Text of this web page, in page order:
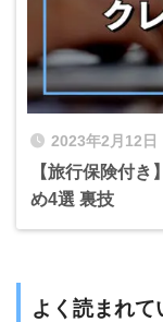
2023年2月12日
【旅行保険付
め4選 裏技
よく読まれて